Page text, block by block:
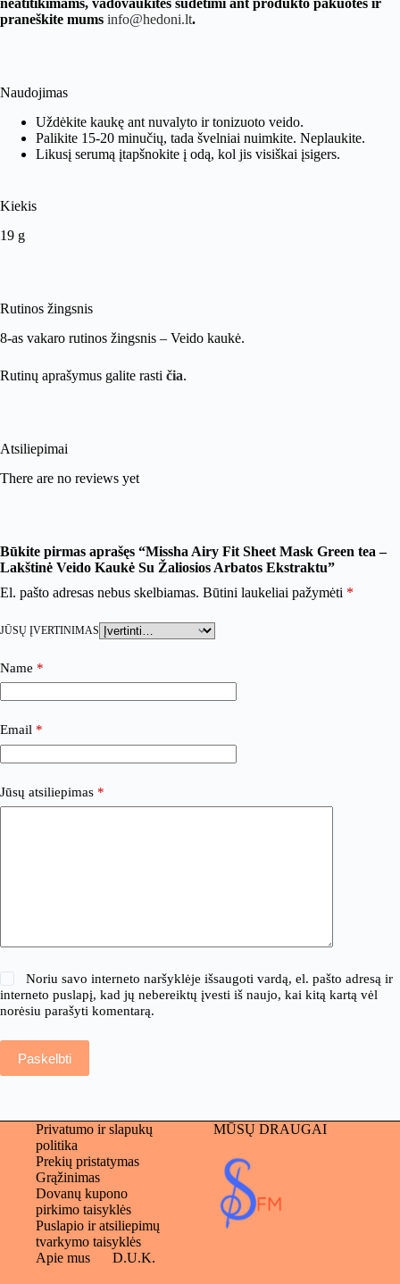
neatitikimams, vadovaukitės sudėtimi ant produkto pakuotės ir
praneškite mums info@hedoni.lt.
Naudojimas
Uždėkite kaukę ant nuvalyto ir tonizuoto veido.
Palikite 15-20 minučių, tada švelniai nuimkite. Neplaukite.
Likusį serumą įtapšnokite į odą, kol jis visiškai įsigers.
Kiekis
19 g
Rutinos žingsnis
8-as vakaro rutinos žingsnis – Veido kaukė.
Rutinų aprašymus galite rasti čia.
Atsiliepimai
There are no reviews yet
Būkite pirmas aprašęs “Missha Airy Fit Sheet Mask Green tea –
Lakštinė Veido Kaukė Su Žaliosios Arbatos Ekstraktu”
El. pašto adresas nebus skelbiamas. Būtini laukeliai pažymėti *
JŪSŲ ĮVERTINIMAS
Name *
Email *
Jūsų atsiliepimas *
Noriu savo interneto naršyklėje išsaugoti vardą, el. pašto adresą ir
interneto puslapį, kad jų nebereiktų įvesti iš naujo, kai kitą kartą vėl
norėsiu parašyti komentarą.
Paskelbti
Privatumo ir slapukų
politika
Prekių pristatymas
Grąžinimas
Dovanų kupono
pirkimo taisyklės
Puslapio ir atsiliepimų
tvarkymo taisyklės
Apie mus
D.U.K.
MŪSŲ DRAUGAI